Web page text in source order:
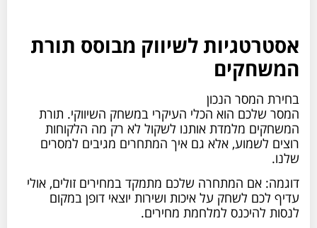
אסטרטגיות לשיווק מבוסס תורת
המשחקים
בחירת המסר הנכון
המסר שלכם הוא הכלי העיקרי במשחק השיווקי. תורת
המשחקים מלמדת אותנו לשקול לא רק מה הלקוחות
רוצים לשמוע, אלא גם איך המתחרים מגיבים למסרים
שלנו.
דוגמה: אם המתחרה שלכם מתמקד במחירים זולים, אולי
עדיף לכם לשחק על איכות ושירות יוצאי דופן במקום
לנסות להיכנס למלחמת מחירים.